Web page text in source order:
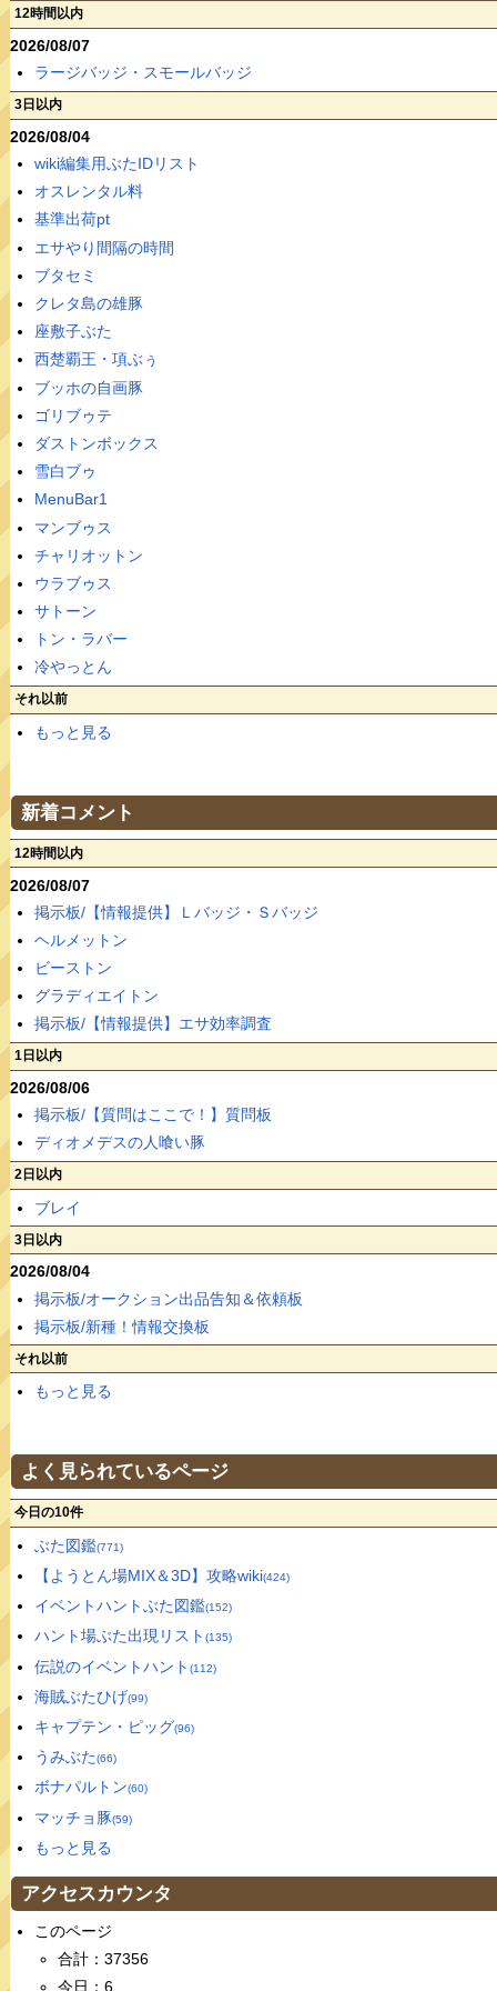
12時間以内
2026/08/07
ラージバッジ・スモールバッジ
3日以内
2026/08/04
wiki編集用ぶたIDリスト
オスレンタル料
基準出荷pt
エサやり間隔の時間
ブタセミ
クレタ島の雄豚
座敷子ぶた
西楚覇王・項ぶぅ
ブッホの自画豚
ゴリブゥテ
ダストンボックス
雪白ブゥ
MenuBar1
マンブゥス
チャリオットン
ウラブゥス
サトーン
トン・ラバー
冷やっとん
それ以前
もっと見る
新着コメント
12時間以内
2026/08/07
掲示板/【情報提供】Ｌバッジ・Ｓバッジ
ヘルメットン
ビーストン
グラディエイトン
掲示板/【情報提供】エサ効率調査
1日以内
2026/08/06
掲示板/【質問はここで！】質問板
ディオメデスの人喰い豚
2日以内
ブレイ
3日以内
2026/08/04
掲示板/オークション出品告知＆依頼板
掲示板/新種！情報交換板
それ以前
もっと見る
よく見られているページ
今日の10件
ぶた図鑑(771)
【ようとん場MIX＆3D】攻略wiki(424)
イベントハントぶた図鑑(152)
ハント場ぶた出現リスト (135)
伝説のイベントハント (112)
海賊ぶたひげ(99)
キャプテン・ピッグ(96)
うみぶた(66)
ボナパルトン(60)
マッチョ豚(59)
もっと見る
アクセスカウンタ
このページ
合計：37356
今日：6